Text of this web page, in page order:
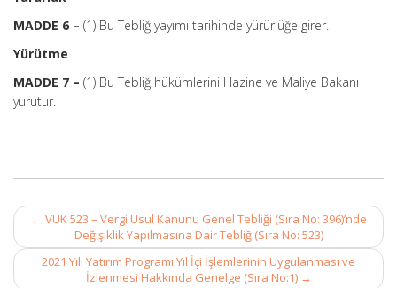
MADDE 6 – (1) Bu Tebliğ yayımı tarihinde yürürlüğe girer.
Yürütme
MADDE 7 – (1) Bu Tebliğ hükümlerini Hazine ve Maliye Bakanı
yürütür.
Post
navigation
← VUK 523 – Vergi Usul Kanunu Genel Tebliği (Sıra No: 396)’nde
Değişiklik Yapılmasına Dair Tebliğ (Sıra No: 523)
2021 Yılı Yatırım Programı Yıl İçi İşlemlerinin Uygulanması ve
İzlenmesi Hakkında Genelge (Sıra No:1) →